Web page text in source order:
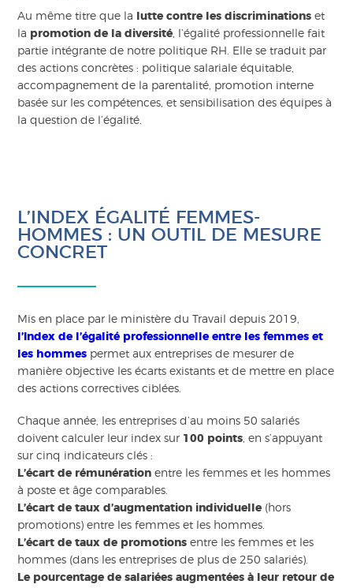
Au même titre que la lutte contre les discriminations et
la promotion de la diversité, l’égalité professionnelle fait
partie intégrante de notre politique RH. Elle se traduit par
des actions concrètes : politique salariale équitable,
accompagnement de la parentalité, promotion interne
basée sur les compétences, et sensibilisation des équipes à
la question de l’égalité.
L’INDEX ÉGALITÉ FEMMES-
HOMMES : UN OUTIL DE MESURE
CONCRET
Mis en place par le ministère du Travail depuis 2019,
l’Index de l’égalité professionnelle entre les femmes et
les hommes permet aux entreprises de mesurer de
manière objective les écarts existants et de mettre en place
des actions correctives ciblées.
Chaque année, les entreprises d’au moins 50 salariés
doivent calculer leur index sur 100 points, en s’appuyant
sur cinq indicateurs clés :
L’écart de rémunération entre les femmes et les hommes
à poste et âge comparables.
L’écart de taux d’augmentation individuelle (hors
promotions) entre les femmes et les hommes.
L’écart de taux de promotions entre les femmes et les
hommes (dans les entreprises de plus de 250 salariés).
Le pourcentage de salariées augmentées à leur retour de